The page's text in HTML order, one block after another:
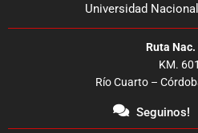
Universidad
Ruta Nac.
KM. 601
Río Cuarto –
Seguinos!